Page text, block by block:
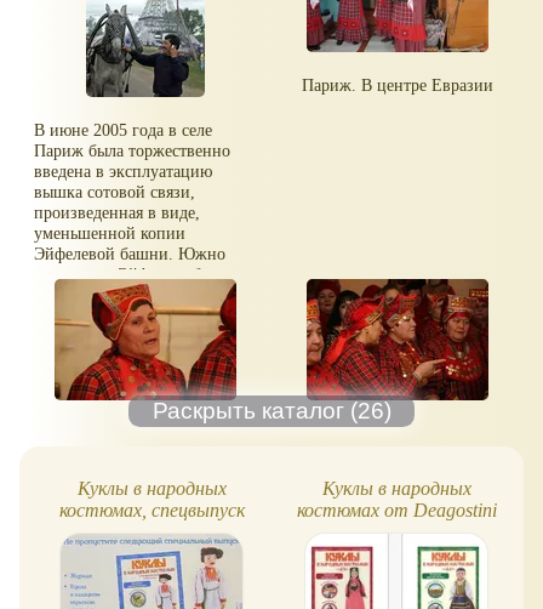
В июне 2005 года в селе
Париж была торжественно
введена в эксплуатацию
вышка сотовой связи,
произведенная в виде,
уменьшенной копии
Эйфелевой башни. Южно
уральская «Эйфелева башня»
в пять раз меньше оригинала
из Парижа.
При этом ее высота 50
метров.
Париж. В центре Евразии
Куклы в народных
костюмах, спецвыпуск
№6
Куклы в народных
костюмах от Deagostini